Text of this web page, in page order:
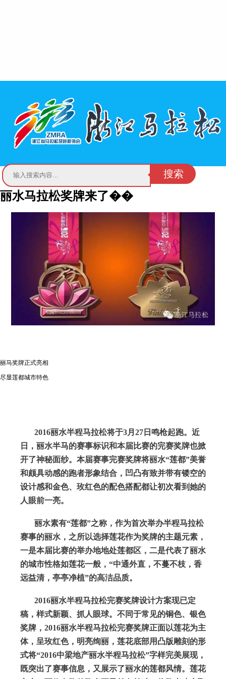
搜索
丽水马拉松奖牌来了��
丽马奖牌正式亮相
尽显莲都城市特色
2016丽水半程马拉松将于3月27日鸣枪起跑。近
日，丽水半马的赛事标识和本届比赛的完赛奖牌也掀
开了神秘面纱。本届赛事完赛奖牌将丽水“莲都”美誉
和颇具动感的跑者形象结合，凹凸有致并带有镂空的
设计感和金色、玫红色的配色搭配都让初次看到她的
人眼前一亮。
丽水素有“莲都”之称，作为首次举办半程马拉松
赛事的丽水，之所以选择莲花作为奖牌的主题元素，
一是本届比赛的举办地地处莲都区，二是代表了丽水
的城市性格如莲花一般，“中通外直，不蔓不枝，香
远益清，亭亭净植”的高洁品质。
2016丽水半程马拉松完赛奖牌设计方案现已定
稿，样式新颖、抓人眼球。不同于常见的铜色、银色
奖牌，2016丽水半程马拉松完赛奖牌正面以莲花为主
体，呈玫红色，明亮绚丽，莲花底部用凸版雕刻的形
式将“2016中梁地产丽水半程马拉松”字样完美展现，
既突出了赛事信息，又展示了丽水的莲都风情。莲花